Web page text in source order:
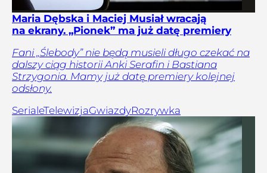
Maria Dębska i Maciej Musiał wracają
na ekrany. „Pionek” ma już datę premiery
Fani „Ślebody” nie będą musieli długo czekać na
dalszy ciąg historii Anki Serafin i Bastiana
Strzygonia. Mamy już datę premiery kolejnej
odsłony.
SerialeTelewizjaGwiazdyRozrywka